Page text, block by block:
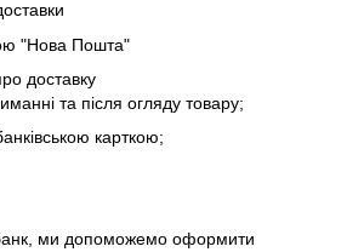
"Нова Пошта"
доставку
та після огляду товару;
карткою;
ми допоможемо оформити